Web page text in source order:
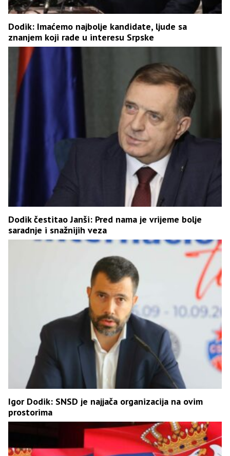
Dodik: Imaćemo najbolje kandidate, ljude sa
znanjem koji rade u interesu Srpske
Dodik čestitao Janši: Pred nama je vrijeme bolje
saradnje i snažnijih veza
Igor Dodik: SNSD je najjača organizacija na ovim
prostorima